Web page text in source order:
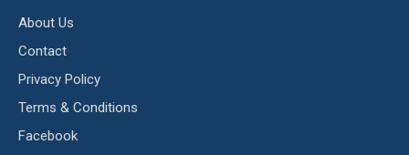
About Us
Contact
Privacy Policy
Terms & Conditions
Facebook